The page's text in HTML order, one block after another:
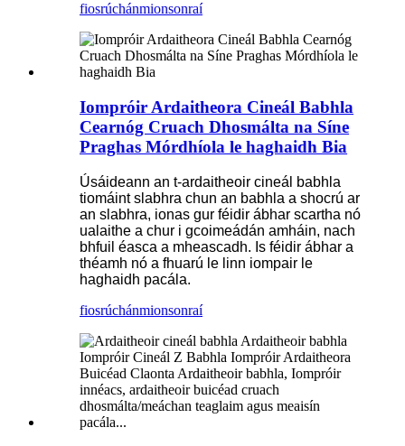
fiosrúchánmionsonraí
Iompróir Ardaitheora Cineál Babhla
Cearnóg Cruach Dhosmálta na Síne
Praghas Mórdhíola le haghaidh Bia
Úsáideann an t-ardaitheoir cineál babhla
tiomáint slabhra chun an babhla a shocrú ar
an slabhra, ionas gur féidir ábhar scartha nó
ualaithe a chur i gcoimeádán amháin, nach
bhfuil éasca a mheascadh. Is féidir ábhar a
théamh nó a fhuarú le linn iompair le
haghaidh pacála.
fiosrúchánmionsonraí